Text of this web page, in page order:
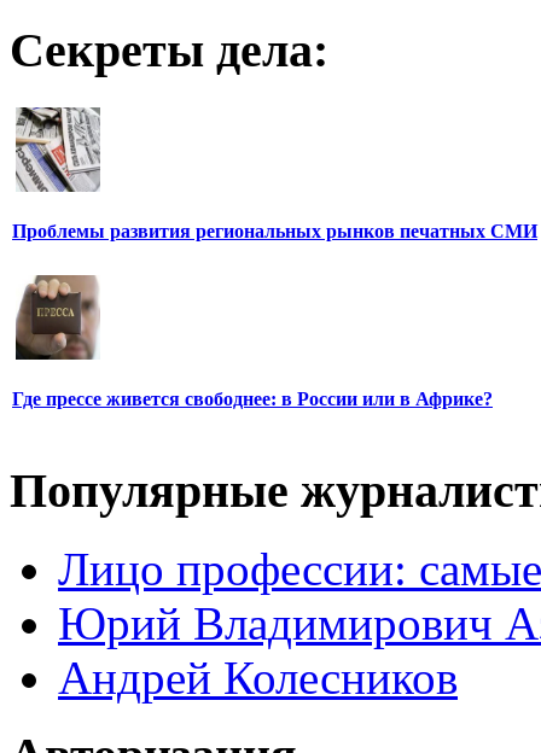
Секреты дела:
Проблемы развития региональных рынков печатных СМИ
Где прессе живется свободнее: в России или в Африке?
Популярные
Лицо профессии:
Юрий Владимирович
Андрей Колесников